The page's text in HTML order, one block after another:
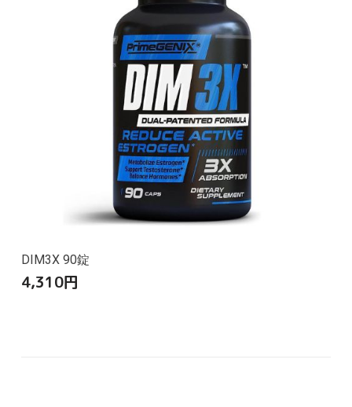
DIM3X 90錠
4,310円